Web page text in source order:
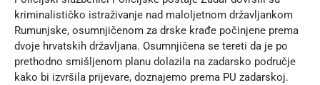
kriminalističko istraživanje nad maloljetnom državljankom
Rumunjske, osumnjičenom za drske krađe počinjene prema
dvoje hrvatskih državljana. Osumnjičena se tereti da je po
prethodno smišljenom planu dolazila na zadarsko područje
kako bi izvršila prijevare, doznajemo prema PU zadarskoj.